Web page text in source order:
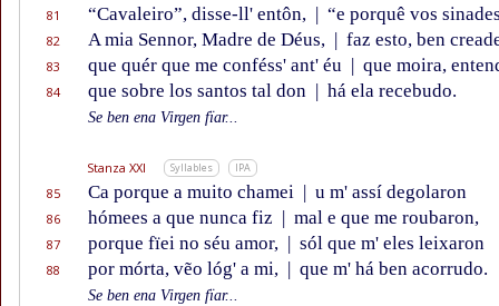
81 “Cavaleiro”, disse-ll' entôn, | “e porquê vos
82 A mia Sennor, Madre de Déus, | faz esto, ben
83 que quér que me conféss' ant' éu | que moira,
84 que sobre los santos tal don | há ela recebudo.
Se ben ena Virgen fïar...
Stanza XXI Syllables IPA
85 Ca porque a muito chamei | u m' assí degolaron
86 hómees a que nunca fiz | mal e que me roubaron,
87 porque fïei no séu amor, | sól que m' eles leixaron
88 por mórta, vẽo lóg' a mi, | que m' há ben acorrudo.
Se ben ena Virgen fïar...